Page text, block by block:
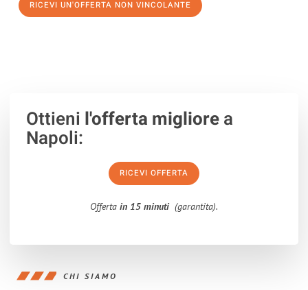
RICEVI UN'OFFERTA NON VINCOLANTE
Ottieni l'offerta migliorea
Napoli:
RICEVI OFFERTA
Offerta in 15 minuti (garantita).
CHI SIAMO